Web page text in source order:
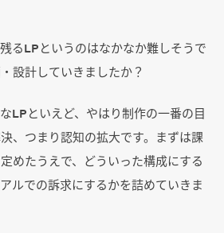
るLPというのはなかなか難しそうで
設計していきましたか？
LPといえど、やはり制作の一番の目
、つまり認知の拡大です。まずは課
めたうえで、どういった構成にする
ルでの訴求にするかを詰めていきま